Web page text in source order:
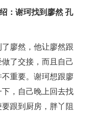
谢珂找到廖然 孔
廖然，他让廖然跟
了交接，而且自己
重要。谢珂想跟廖
，自己晚上回去找
跟到厨房，胖丫阻